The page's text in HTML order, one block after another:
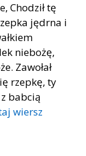
Chodził tę
jędrna i
niebożę,
Zawołał
rzepkę, ty
babcią
wiersz